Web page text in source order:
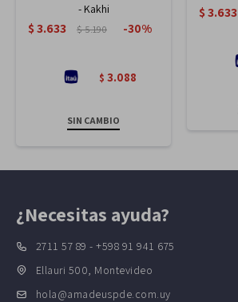
- Kakhi
$3.633 $5.190 30
$ 3.088
SIN CAMBIO
$3.633
¿Necesitas ayuda?
2711 57 89 - +598 91 941 675
Ellauri 500, Montevideo
hola@amadeuspde.com.uy